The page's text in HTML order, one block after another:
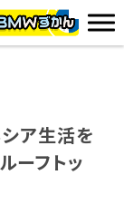
ア生活を
ーフトッ